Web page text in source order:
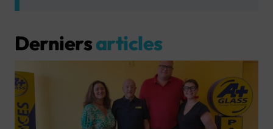
Derniersarticles